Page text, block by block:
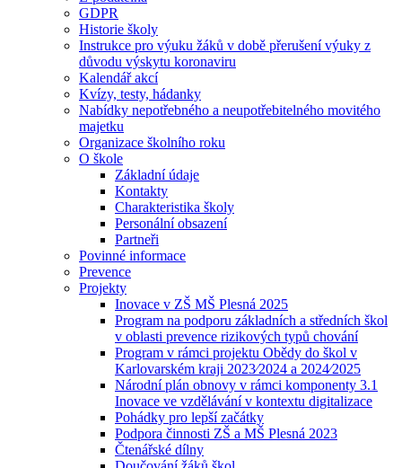
GDPR
Historie školy
Instrukce pro výuku žáků v době přerušení výuky z
důvodu výskytu koronaviru
Kalendář akcí
Kvízy, testy, hádanky
Nabídky nepotřebného a neupotřebitelného movitého
majetku
Organizace školního roku
O škole
Základní údaje
Kontakty
Charakteristika školy
Personální obsazení
Partneři
Povinné informace
Prevence
Projekty
Inovace v ZŠ MŠ Plesná 2025
Program na podporu základních a středních škol
v oblasti prevence rizikových typů chování
Program v rámci projektu Obědy do škol v
Karlovarském kraji 2023⁄2024 a 2024⁄2025
Národní plán obnovy v rámci komponenty 3.1
Inovace ve vzdělávání v kontextu digitalizace
Pohádky pro lepší začátky
Podpora činnosti ZŠ a MŠ Plesná 2023
Čtenářské dílny